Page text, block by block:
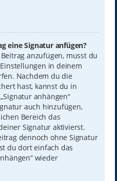
eine Signatur anfügen?
anzufügen, musst du
in deinem
Nachdem du die
hast, kannst du in
anhängen“
auch hinzufügen,
Bereich das
Signatur aktivierst.
dennoch ohne Signatur
du dort einfach das
wieder